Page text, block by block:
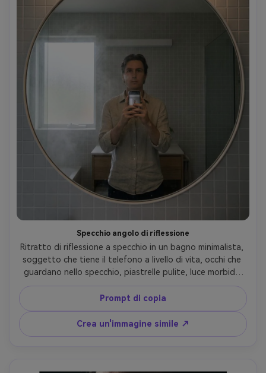
Specchio angolo di riflessione
Ritratto di riflessione a specchio in un bagno minimalista,
soggetto che tiene il telefono a livello di vita, occhi che
guardano nello specchio, piastrelle pulite, luce morbida
più riempimento della finestra, sottile foschia di vapore,
scattato per enfatizzare la cornice di riflessione, realismo
in stile iPhone ma qualità di fascia alta, 26mm equivalente,
pelle fotorealistica, grado di colore neutro-AR 4:5
Prompt di copia
Crea un'immagine simile ↗